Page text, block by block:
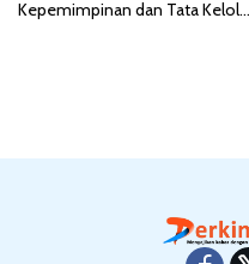
Kepemimpinan dan Tata Kelola